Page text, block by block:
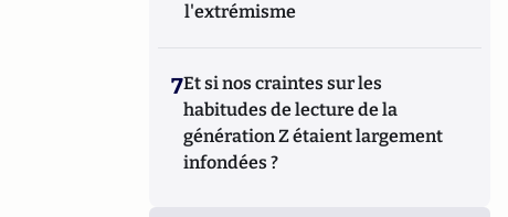
l'extrémisme
7Et si nos craintes sur les
habitudes de lecture de la
génération Z étaient largement
infondées ?